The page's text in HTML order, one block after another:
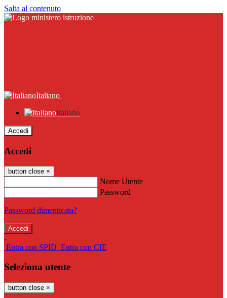
Salta al contenuto
Italiano
Italiano
Accedi
Accedi
button close ×
Nome Utente
Password
Password dimenticata?
-
Entra con SPID Entra con CIE
Seleziona utente
button close ×